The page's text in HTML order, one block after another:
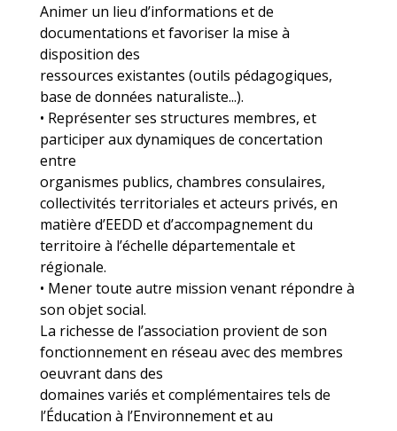
Animer un lieu d’informations et de
documentations et favoriser la mise à
disposition des
ressources existantes (outils pédagogiques,
base de données naturaliste...).
• Représenter ses structures membres, et
participer aux dynamiques de concertation
entre
organismes publics, chambres consulaires,
collectivités territoriales et acteurs privés, en
matière d’EEDD et d’accompagnement du
territoire à l’échelle départementale et
régionale.
• Mener toute autre mission venant répondre à
son objet social.
La richesse de l’association provient de son
fonctionnement en réseau avec des membres
oeuvrant dans des
domaines variés et complémentaires tels de
l’Éducation à l’Environnement et au